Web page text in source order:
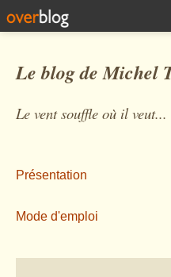
Le blog de Michel
Le vent souffle où il veut...
Présentation
Mode d'emploi